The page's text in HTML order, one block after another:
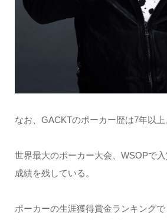
なお、GACKTのポーカー歴は7年以上
世界最大のポーカー大会、WSOPで
成績を残している。
ポーカーの生涯獲得賞金ランキング